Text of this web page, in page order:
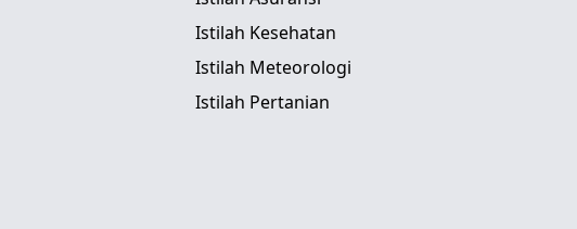
Istilah Kesehatan
Istilah Meteorologi
Istilah Pertanian